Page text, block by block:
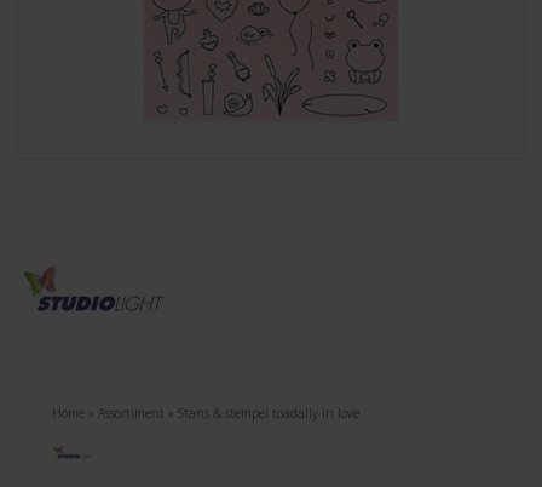
Home » Assortiment » Stans & stempel toadally in love